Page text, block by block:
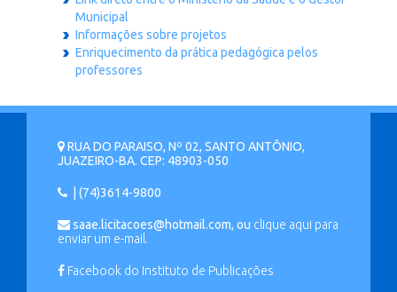
Municipal
Informações sobre projetos
Enriquecimento da prática pedagógica pelos
professores
RUA DO PARAISO, Nº 02, SANTO ANTÔNIO,
JUAZEIRO-BA. CEP: 48903-050
| (74)3614-9800
saae.licitacoes@hotmail.com, ou clique aqui para
enviar um e-mail.
Facebook do Instituto de Publicações